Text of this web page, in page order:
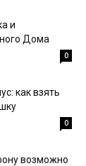
и
Дома
0
как взять
0
возможно